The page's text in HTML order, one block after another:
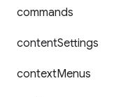
commands
contentSettings
contextMenus